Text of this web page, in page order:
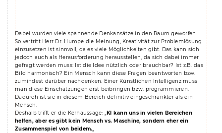
Dabei wurden viele spannende Denkansätze in den Raum geworfen.
So vertritt Herr Dr. Humpe die Meinung, Kreativität zur Problemlösung
einzusetzen ist sinnvoll, da es viele Möglichkeiten gibt. Das kann sich
jedoch auch als Herausforderung herausstellen, da sich dabei immer
gefragt werden muss: Ist die Idee nützlich oder brauchbar? Ist z.B. das
Bild harmonisch? Ein Mensch kann diese Fragen beantworten bzw.
zumindest darüber nachdenken. Einer Künstlichen Intelligenz muss
man diese Einschätzungen erst beibringen bzw. programmieren.
Dadurch ist sie in diesem Bereich definitiv eingeschränkter als ein
Mensch.
Deshalb trifft er die Kernaussage: „KI kann uns in vielen Bereichen
helfen, aber es gibt kein Mensch vs. Maschine, sondern eher ein
Zusammenspiel von beidem.„